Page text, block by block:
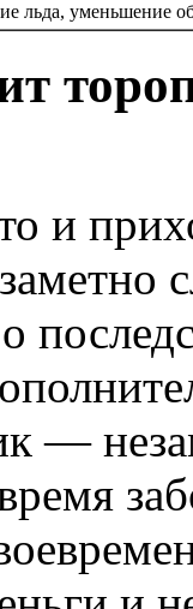
льда, уменьшение
и
—